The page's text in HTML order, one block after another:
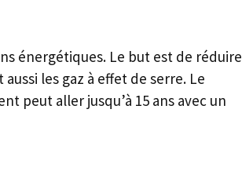
énergétiques. Le but est de réduire
les gaz à effet de serre. Le
peut aller jusqu’à 15 ans avec un